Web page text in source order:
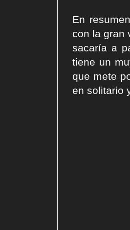
En
con la gran
sacaría a
tiene un
que mete
en solitario